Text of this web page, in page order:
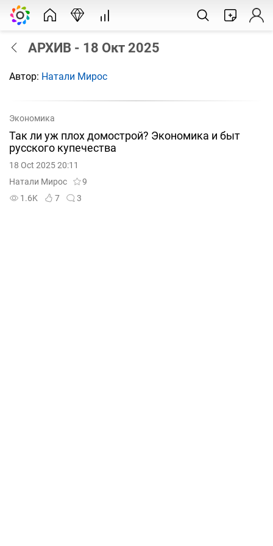
АРХИВ - 18 Окт 2025
Автор: Натали Мирос
Экономика
Так ли уж плох домострой? Экономика и быт
русского купечества
18 Oct 2025 20:11
Натали Мирос
9
1.6K
7 3